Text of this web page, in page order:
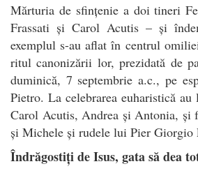
Mărturia de sfințenie a doi tineri
Frassati și Carol Acutis – și
exemplul s-au aflat în centrul
ritul canonizării lor, prezidată de
duminică, 7 septembrie a.c., pe
Pietro. La celebrarea euharistică
Carol Acutis, Andrea și Antonia, și
și Michele și rudele lui Pier Giorgio
Îndrăgostiți de Isus, gata să dea